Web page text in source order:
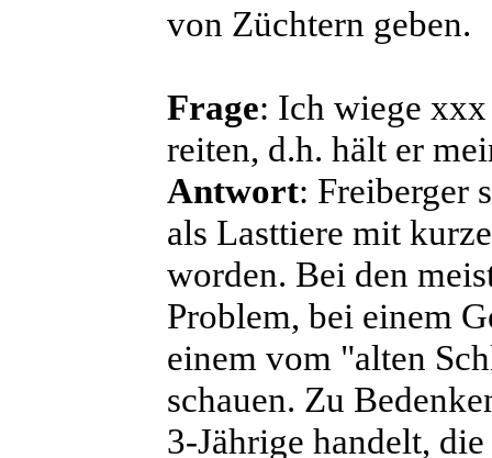
von Züchtern geben.
Frage: Ich wiege
reiten, d.h. hält er
Antwort: Freiberger
als Lasttiere mit
worden. Bei den
Problem, bei einem
einem vom "alten
schauen. Zu
3-Jährige handelt,